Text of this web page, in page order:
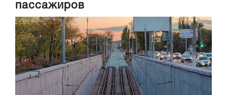
пассажиров